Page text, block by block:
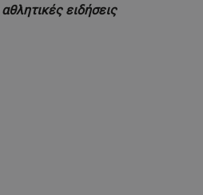
αθλητικές ειδήσεις